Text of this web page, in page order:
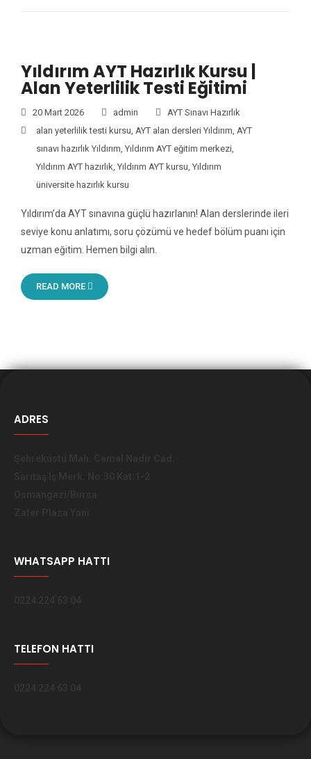
Yıldırım AYT Hazırlık Kursu |
Alan Yeterlilik Testi Eğitimi
20 Mart 2026 admin
AYT Sınavı Hazırlık
alan yeterlilik testi kursu, AYT alan dersleri Yıldırım, AYT
sınavı hazırlık Yıldırım, Yıldırım AYT eğitim merkezi,
Yıldırım AYT hazırlık, Yıldırım AYT kursu, Yıldırım
üniversite hazırlık kursu
Yıldırım’da AYT sınavına güçlü hazırlanın! Alan derslerinde ileri
seviye konu anlatımı, soru çözümü ve hedef bölüm puanı için
uzman eğitim. Hemen bilgi alın.
READ MORE
ADRES
WHATSAPP HATTI
TELEFON HATTI